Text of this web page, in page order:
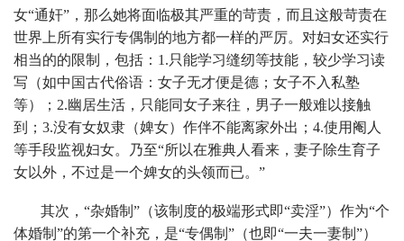
女“通奸”，那么她将面临极其严重的苛责，而且这般苛责在
世界上所有实行专偶制的地方都一样的严厉。对妇女还实行
相当的的限制，包括：1.只能学习缝纫等技能，较少学习读
写（如中国古代俗语：女子无才便是德；女子不入私塾
等）；2.幽居生活，只能同女子来往，男子一般难以接触
到；3.没有女奴隶（婢女）作伴不能离家外出；4.使用阉人
等手段监视妇女。乃至“所以在雅典人看来，妻子除生育子
女以外，不过是一个婢女的头领而已。”
其次，“杂婚制”（该制度的极端形式即“卖淫”）作为“个
体婚制”的第一个补充，是“专偶制”（也即“一夫一妻制”）